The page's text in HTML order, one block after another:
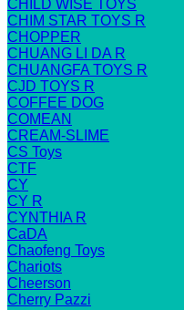
CHILD WISE TOYS
CHIM STAR TOYS R
CHOPPER
CHUANG LI DA R
CHUANGFA TOYS R
CJD TOYS R
COFFEE DOG
COMEAN
CREAM-SLIME
CS Toys
CTF
CY
CY R
CYNTHIA R
CaDA
Chaofeng Toys
Chariots
Cheerson
Cherry Pazzi